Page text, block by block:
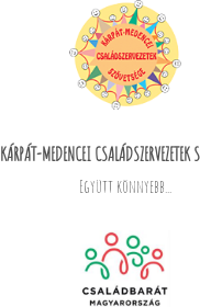
KÁRPÁT-MEDENCEI CSALÁDSZERVEZETEK
Együtt könnyebb...